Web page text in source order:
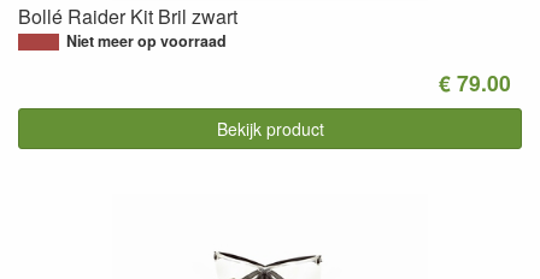
Bollé Raider Kit Bril zwart
Niet meer op voorraad
€ 79.00
Bekijk product